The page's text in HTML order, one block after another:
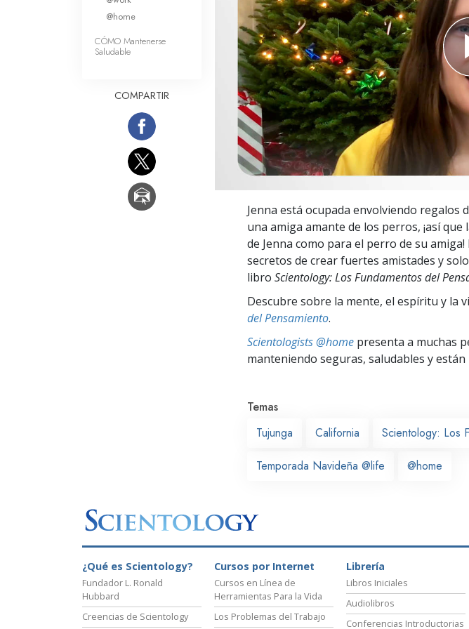
Amor y Odio: ¿Qué es Grandeza?
Jenna está ocupada envolviendo regalos
una amiga amante de los perros, ¡así
de Jenna como para el perro de su
secretos de crear fuertes amistades y
libro Scientology: Los Fundamentos del
Descubre sobre la mente, el espíritu y la
del Pensamiento.
Scientologists @home presenta a muchas
manteniendo seguras, saludables y
Temas
Tujunga
California Scientology: Los
Temporada Navideña @life @home
@home
CÓMO Mantenerse
Saludable
COMPARTIR
¿Qué es Scientology?
Fundador L. Ronald
Hubbard
Creencias de Scientology
Cursos por Internet
Cursos en Línea de
Herramientas Para la Vida
Los Problemas del Trabajo
Librería
Libros Iniciales
Audiolibros
Conferencias Introductorias